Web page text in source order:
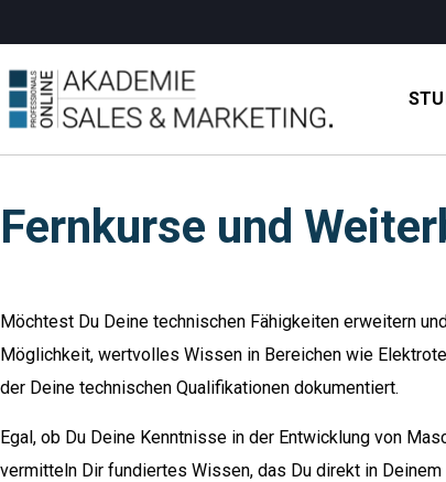
Fernkurse und
Möchtest Du Deine technischen Fähigkeiten erweitern
Möglichkeit, wertvolles Wissen in Bereichen wie
der Deine technischen Qualifikationen dokumentiert.
Egal, ob Du Deine Kenntnisse in der Entwicklung von
vermitteln Dir fundiertes Wissen, das Du direkt in